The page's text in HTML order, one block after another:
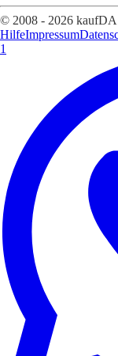
© 2008 - 2026 kaufDA
HilfeImpressum
1